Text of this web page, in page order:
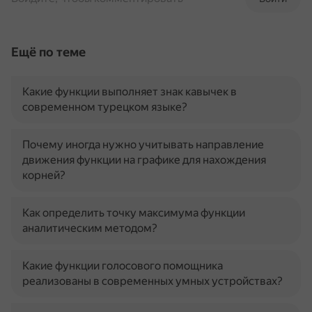
Ещё по теме
Какие функции выполняет знак кавычек в
современном турецком языке?
Почему иногда нужно учитывать направление
движения функции на графике для нахождения
корней?
Как определить точку максимума функции
аналитическим методом?
Какие функции голосового помощника
реализованы в современных умных устройствах?